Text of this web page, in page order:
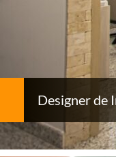
Designer de